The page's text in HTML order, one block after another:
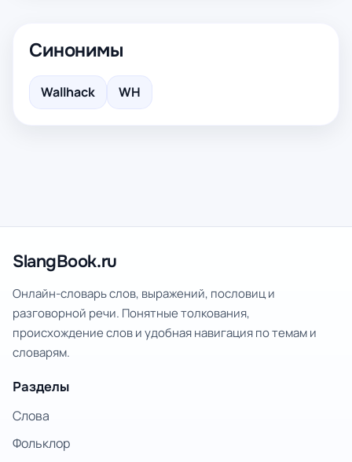
Синонимы
Wallhack WH
SlangBook.ru
Онлайн-словарь слов, выражений, пословиц и
разговорной речи. Понятные толкования,
происхождение слов и удобная навигация по темам и
словарям.
Разделы
Слова
Фольклор